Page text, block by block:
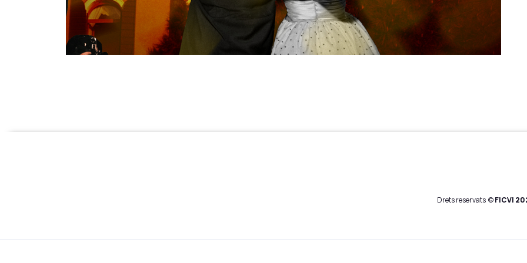
Drets reservats ©FICVI